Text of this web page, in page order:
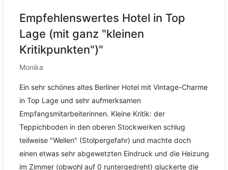
Empfehlenswertes Hotel in Top
Lage (mit ganz "kleinen
Kritikpunkten")"
Monika
Ein sehr schönes altes Berliner Hotel mit Vintage-Charme
in Top Lage und sehr aufmerksamen
Empfangsmitarbeiterinnen. Kleine Kritik: der
Teppichboden in den oberen Stockwerken schlug
teilweise "Wellen" (Stolpergefahr) und machte doch
einen etwas sehr abgewetzten Eindruck und die Heizung
im Zimmer (obwohl auf 0 runtergedreht) gluckerte die